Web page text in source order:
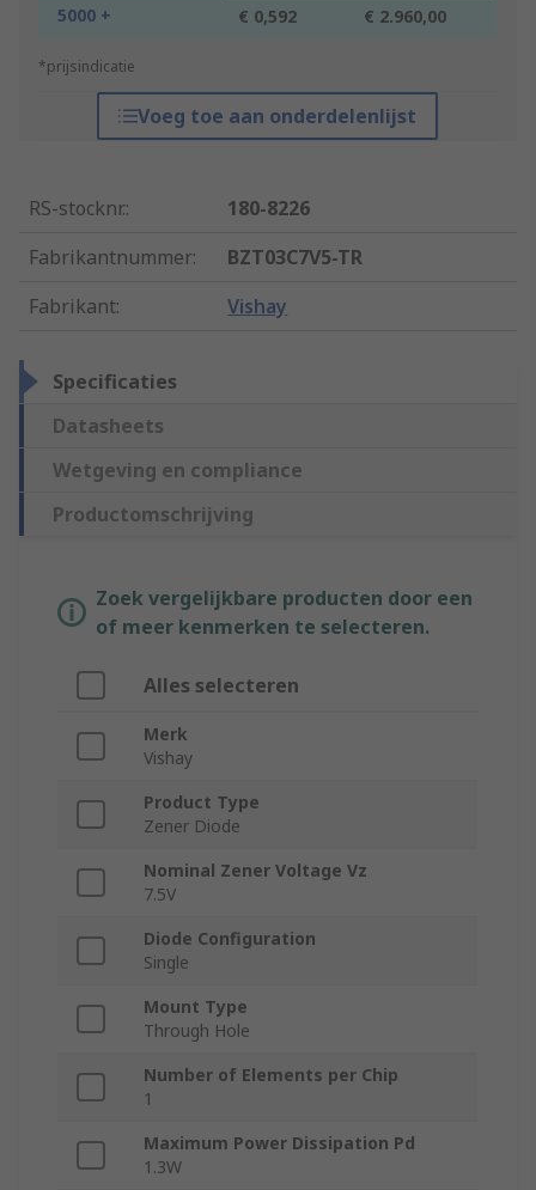
5000 + € 0,592 € 2.960,00
*prijsindicatie
Voeg toe aan onderdelenlijst
RS-stocknr.:
180-8226
Fabrikantnummer:
BZT03C7V5-TR
Fabrikant: Vishay
Specificaties
Datasheets
Wetgeving en compliance
Productomschrijving
Zoek vergelijkbare producten door een
of meer kenmerken te selecteren.
Alles selecteren
Merk
Vishay
Product Type
Zener Diode
Nominal Zener Voltage Vz
7.5V
Diode Configuration
Single
Mount Type
Through Hole
Number of Elements per Chip
1
Maximum Power Dissipation Pd
1.3W